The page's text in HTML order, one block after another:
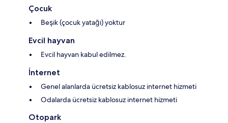
Çocuk
Beşik (çocuk yatağı) yoktur
Evcil hayvan
Evcil hayvan kabul edilmez.
İnternet
Genel alanlarda ücretsiz kablosuz internet hizmeti
Odalarda ücretsiz kablosuz internet hizmeti
Otopark